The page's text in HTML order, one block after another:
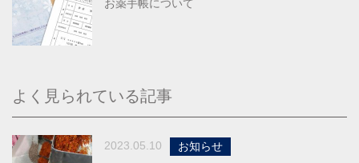
お薬手帳について
よく見られている記事
2023.05.10 お知らせ